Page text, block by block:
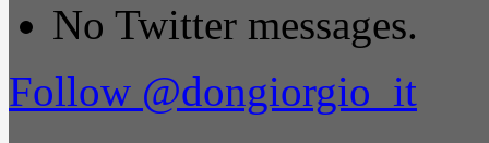
No Twitter messages.
Follow @dongiorgio_it